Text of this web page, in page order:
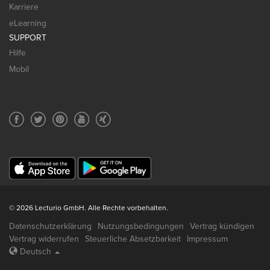
Karriere
eLearning
SUPPORT
Hilfe
Mobil
© 2026 Lecturio GmbH. Alle Rechte vorbehalten.
Datenschutzerklärung Nutzungsbedingungen
Vertrag kündigen
Vertrag widerrufen
Steuerliche Absetzbarkeit
Impressum
Deutsch